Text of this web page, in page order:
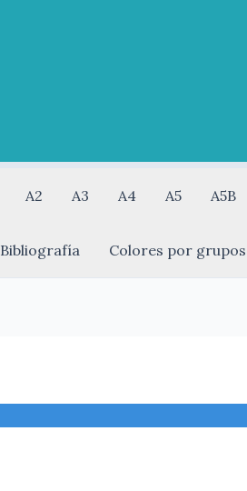
A2 A3 A4 A5 A5B
Bibliografía Colores por grupos